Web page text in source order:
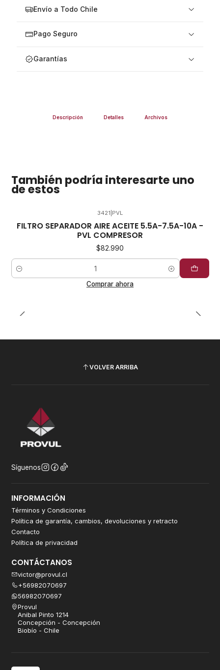
Envío a Todo Chile
Pago Seguro
Garantías
Descripción Detalles Archivos
También podría interesarte uno
de estos
3421 PVL
FILTRO SEPARADOR AIRE ACEITE 5.5A-7.5A-10A -
PVL COMPRESOR
$82.990
Cantidad
Comprar ahora
VOLVER ARRIBA
Síguenos
INFORMACIÓN
Términos y Condiciones
Política de garantía, cambios, devoluciones y retracto
Contacto
Política de privacidad
CONTÁCTANOS
victor@provul.cl
+56982070697
56982070697
Provul
Anibal Pinto 1214
Concepción - Concepción
Biobío - Chile